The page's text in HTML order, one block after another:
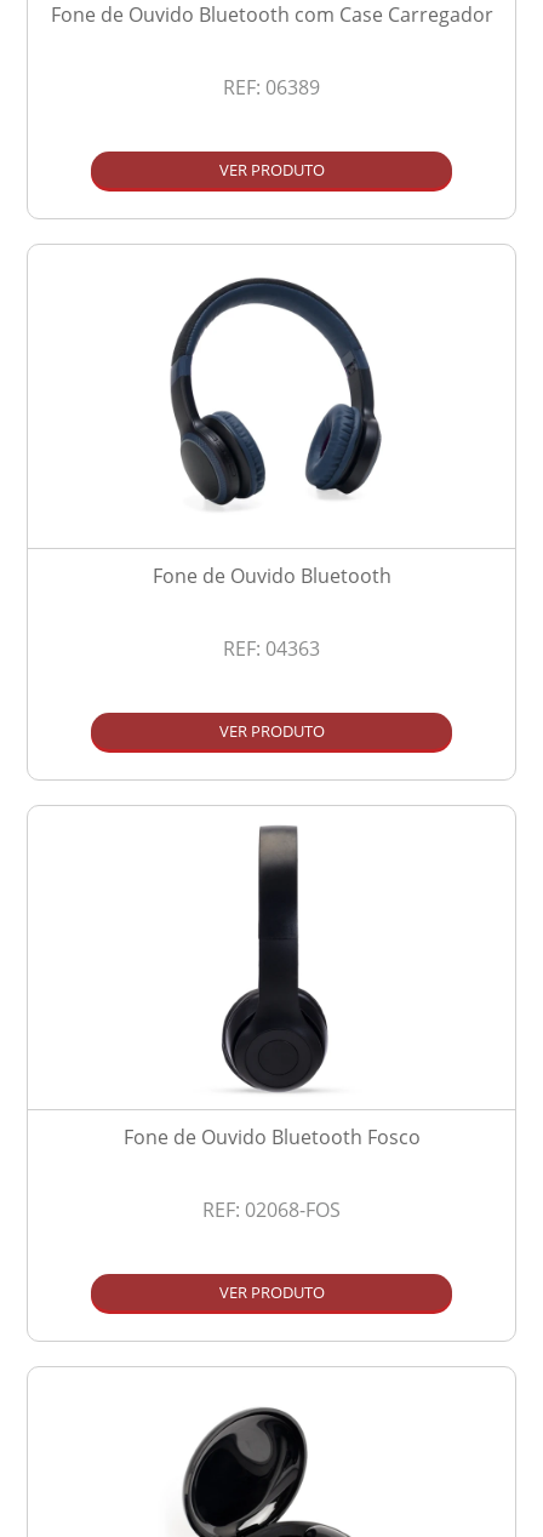
Fone de Ouvido Bluetooth com Case Carregador
REF: 06389
VER PRODUTO
Fone de Ouvido Bluetooth
REF: 04363
VER PRODUTO
Fone de Ouvido Bluetooth Fosco
REF: 02068-FOS
VER PRODUTO